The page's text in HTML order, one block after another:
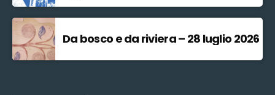
Da bosco e da riviera – 28 luglio 2026